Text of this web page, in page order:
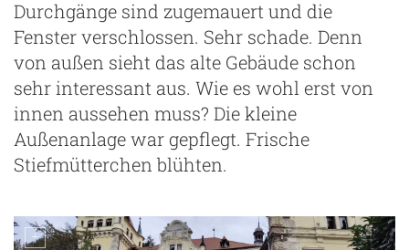
Durchgänge sind zugemauert und die
Fenster verschlossen. Sehr schade. Denn
von außen sieht das alte Gebäude schon
sehr interessant aus. Wie es wohl erst von
innen aussehen muss? Die kleine
Außenanlage war gepflegt. Frische
Stiefmütterchen blühten.